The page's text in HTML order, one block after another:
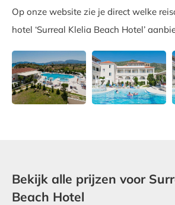
Op onze website zie je direct welke
hotel ‘Surreal Klelia Beach Hotel’
Bekijk alle prijzen voor
Beach Hotel